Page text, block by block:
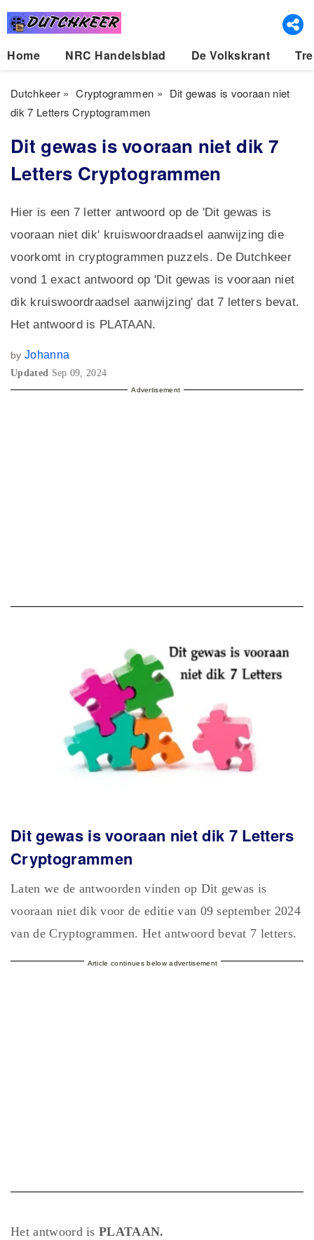
Home NRC Handelsblad De Volkskrant
Dutchkeer» Cryptogrammen » Dit gewas is vooraan niet
dik 7 Letters Cryptogrammen
Dit gewas is vooraan niet dik 7
Letters Cryptogrammen
Hier is een 7 letter antwoord op de 'Dit gewas is
vooraan niet dik' kruiswoordraadsel aanwijzing die
voorkomt in cryptogrammen puzzels. De Dutchkeer
vond 1 exact antwoord op 'Dit gewas is vooraan niet
dik kruiswoordraadsel aanwijzing' dat 7 letters bevat.
Het antwoord is PLATAAN.
by Johanna
Updated Sep 09, 2024
Advertisement
Dit gewas is vooraan niet dik 7 Letters
Cryptogrammen
Laten we de antwoorden vinden op Dit gewas is
vooraan niet dik voor de editie van 09 september 2024
van de Cryptogrammen. Het antwoord bevat 7 letters.
Article continues below advertisement
Het antwoord isPLATAAN.